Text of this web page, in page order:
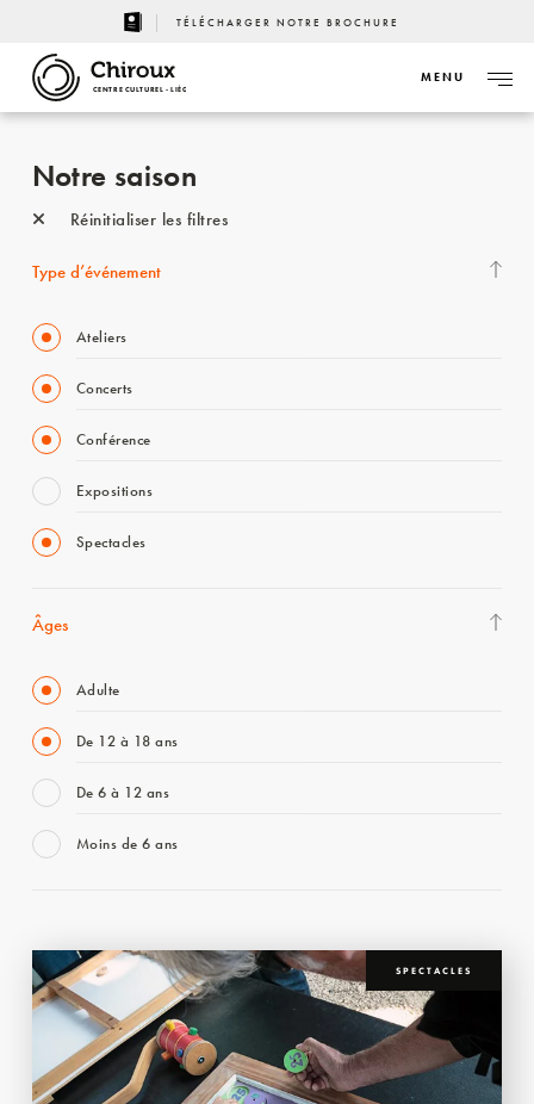
TÉLÉCHARGER NOTRE BROCHURE
CENTRE CULTUREL - LIÈGE
MENU
Notre saison
Réinitialiser les filtres
Type d’événement
Ateliers
Concerts
Conférence
Expositions
Spectacles
Âges
Adulte
De 12 à 18 ans
De 6 à 12 ans
Moins de 6 ans
SPECTACLES